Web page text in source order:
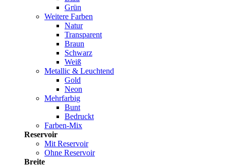
Grün
Weitere Farben
Natur
Transparent
Braun
Schwarz
Weiß
Metallic & Leuchtend
Gold
Neon
Mehrfarbig
Bunt
Bedruckt
Farben-Mix
Reservoir
Mit Reservoir
Ohne Reservoir
Breite